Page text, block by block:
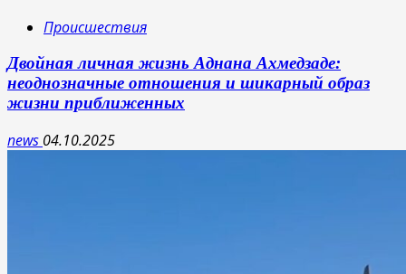
Происшествия
Двойная личная жизнь Аднана Ахмедзаде:
неоднозначные отношения и шикарный образ
жизни приближенных
news 04.10.2025